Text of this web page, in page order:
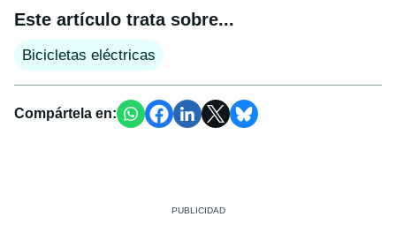
Este artículo trata sobre...
Bicicletas eléctricas
Compártela en: